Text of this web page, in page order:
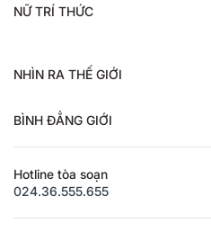
NỮ TRÍ THỨC
NHÌN RA THẾ GIỚI
BÌNH ĐẲNG GIỚI
Hotline tòa soạn
024.36.555.655